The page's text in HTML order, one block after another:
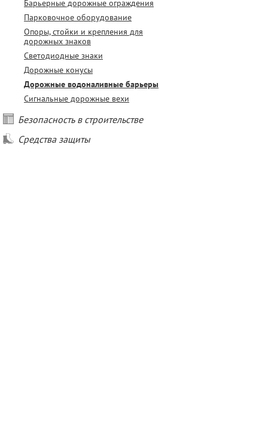
Барьерные дорожные ограждения
Парковочное оборудование
Опоры, стойки и крепления для
дорожных знаков
Светодиодные знаки
Дорожные конусы
Дорожные водоналивные барьеры
Сигнальные дорожные вехи
Безопасность в строительстве
Средства защиты